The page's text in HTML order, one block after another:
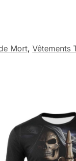
Mort, Vêtements